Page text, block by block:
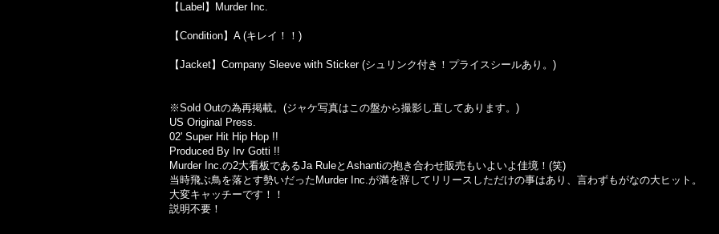
【Label】Murder Inc.
【Condition】A (キレイ！！)
【Jacket】Company Sleeve with Sticker (シュリンク付き！プライスシールあり。)
※Sold Outの為再掲載。 (ジャケ写真はこの盤から撮影し直してあります。 )
US Original Press.
02' Super Hit Hip Hop !!
Produced By Irv Gotti !!
Murder Inc.の2大看板であるJa RuleとAshantiの抱き合わせ販売もいよいよ佳境！(笑)
当時飛ぶ鳥を落とす勢いだったMurder Inc.が満を辞してリリースしただけの事はあり、言わずもがなの大ヒット。
大変キャッチーです！！
説明不要！